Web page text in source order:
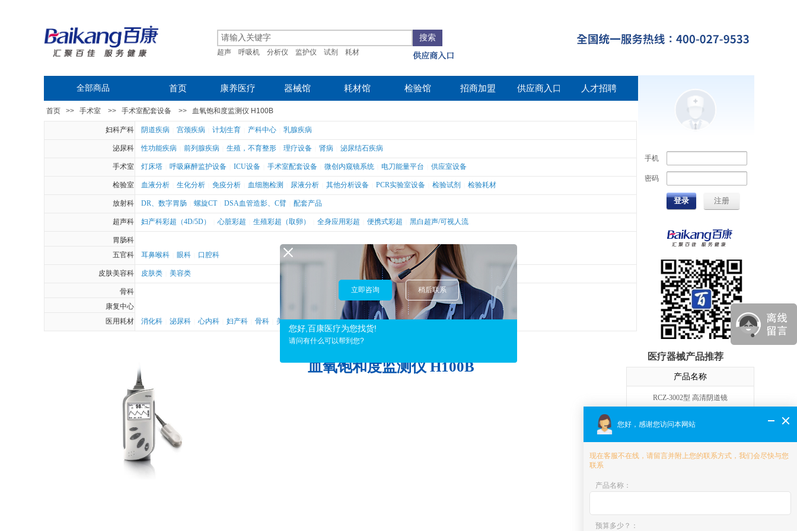
搜索
超声 呼吸机 分析仪 监护仪 试剂 耗材 供应商入口
首页 康养医疗 器械馆 耗材馆 检验馆 招商加盟 供应商入口 人才招聘
全部商品
首页 >> 手术室 >> 手术室配套设备 >> 血氧饱和度监测仪 H100B
妇科产科 阴道疾病 宫颈疾病 计划生育 产科中心 乳腺疾病
泌尿科 性功能疾病 前列腺疾病 生殖，不育整形 理疗设备 肾病 泌尿结石疾病
手术室 灯床塔 呼吸麻醉监护设备 ICU设备 手术室配套设备 微创内窥镜系统 电刀能量平台 供应室设备
检验室 血液分析 生化分析 免疫分析 血细胞检测 尿液分析 其他分析设备 PCR实验室设备 检验试剂 检验耗材
放射科 DR、数字胃肠 螺旋CT DSA血管造影、C臂 配套产品
超声科 妇产科彩超（4D/5D） 心脏彩超 生殖彩超（取卵） 全身应用彩超 便携式彩超 黑白超声/可视人流
胃肠科
五官科
耳鼻喉科 眼科 口腔科
皮肤美容科 皮肤类 美容类
骨科
康复中心
医用耗材
消化科 泌尿科 心内科 妇产科 骨科 美容科 | 其他科
手机
密码
登录 注册
血氧饱和度监测仪 H100B
医疗器械产品推荐
产品名称
RCZ-3002型 高清阴道镜
C3型 数码电子阴道镜
XW10 高端妇产5D彩色超声诊断系统
XW80A 5D彩色多普勒超声系统
您好,百康医疗为您找货!
请问有什么可以帮到您?
立即咨询 稍后联系
您好，感谢您访问本网站
现在客服不在线，请留言并附上您的联系方式，我们会尽快与您
联系
产品名称 ：
预算多少？ ：